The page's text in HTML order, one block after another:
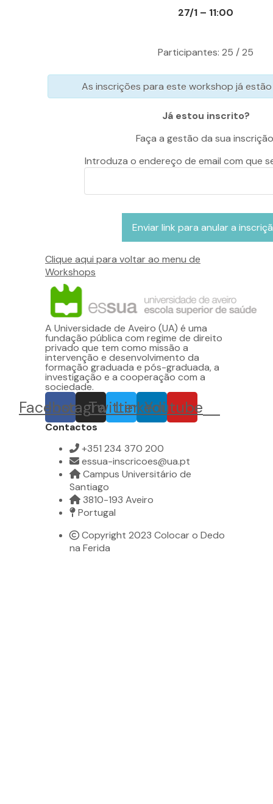
27/1 – 11:00
Participantes: 25 / 25
As inscrições para este workshop já
Já estou inscrito?
Faça a gestão da sua
Introduza o endereço de email com que
Clique aqui para voltar ao menu de
Workshops
A Universidade de Aveiro (UA) é uma
fundação pública com regime de direito
privado que tem como missão a
intervenção e desenvolvimento da
formação graduada e pós-graduada, a
investigação e a cooperação com a
sociedade.
Facebook
Instagram
TwitterLinkedin
Youtube
Contactos
+351 234 370 200
essua-inscricoes@ua.pt
Campus Universitário de
Santiago
3810-193 Aveiro
Portugal
Copyright 2023 Colocar o Dedo
na Ferida